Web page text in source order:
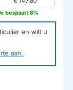
bespaart 8%
en wilt u
aan.